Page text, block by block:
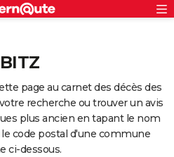
page au carnet des décès des
recherche ou trouver un avis
plus ancien en tapant le nom
code postal d'une commune
ci-dessous.